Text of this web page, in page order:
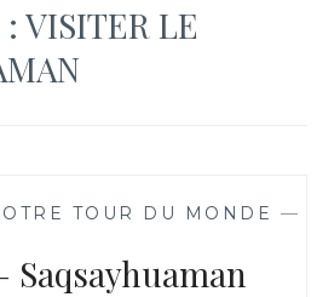
:VISITER LE
TOUR DU MONDE —
Saqsayhuaman